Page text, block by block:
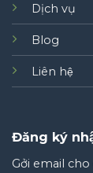
Dịch vụ
Blog
Liên hệ
Đăng ký
Gởi email